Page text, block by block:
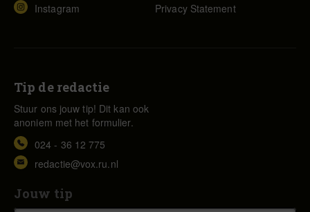
Instagram
Privacy Statement
Tip de redactie
Stuur ons jouw tip! Dit kan ook
anoniem met het formulier.
024 - 36 12 775
redactie@vox.ru.nl
Jouw tip